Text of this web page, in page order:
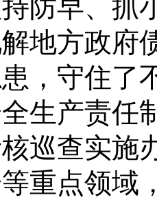
防早、抓
地方政府
，守住了
生产责任
巡查实施
重点领域